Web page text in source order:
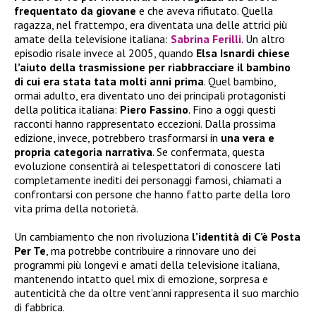
frequentato da giovane e che aveva rifiutato. Quella
ragazza, nel frattempo, era diventata una delle attrici più
amate della televisione italiana: Sabrina Ferilli. Un altro
episodio risale invece al 2005, quando Elsa Isnardi chiese
l’aiuto della trasmissione per riabbracciare il bambino
di cui era stata tata molti anni prima. Quel bambino,
ormai adulto, era diventato uno dei principali protagonisti
della politica italiana: Piero Fassino. Fino a oggi questi
racconti hanno rappresentato eccezioni. Dalla prossima
edizione, invece, potrebbero trasformarsi in una vera e
propria categoria narrativa. Se confermata, questa
evoluzione consentirà ai telespettatori di conoscere lati
completamente inediti dei personaggi famosi, chiamati a
confrontarsi con persone che hanno fatto parte della loro
vita prima della notorietà.
Un cambiamento che non rivoluziona l’identità di C’è Posta
Per Te , ma potrebbe contribuire a rinnovare uno dei
programmi più longevi e amati della televisione italiana,
mantenendo intatto quel mix di emozione, sorpresa e
autenticità che da oltre vent’anni rappresenta il suo marchio
di fabbrica.